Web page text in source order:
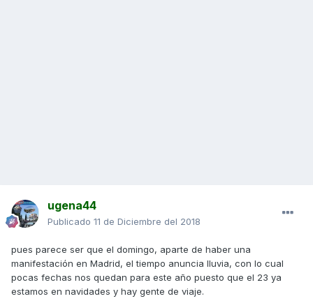
ugena44
Publicado 11 de Diciembre del 2018
pues parece ser que el domingo, aparte de haber una
manifestación en Madrid, el tiempo anuncia lluvia, con lo cual
pocas fechas nos quedan para este año puesto que el 23 ya
estamos en navidades y hay gente de viaje.